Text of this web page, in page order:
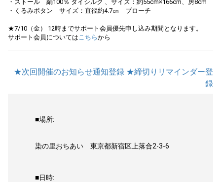
・ストール 絹100％ タイシルク 、サイズ：約55cm×166cm、房8cm
・くるみボタン サイズ：直径約4.7㎝ ブローチ
★7/10（金） 12時までサポート会員優先申し込み期間となります。
サポート会員についてはこちらから
★次回開催のお知らせ通知登録 ★締切りリマインダー登
録
■場所:
染の里おちあい 東京都新宿区上落合2-3-6
■日時: